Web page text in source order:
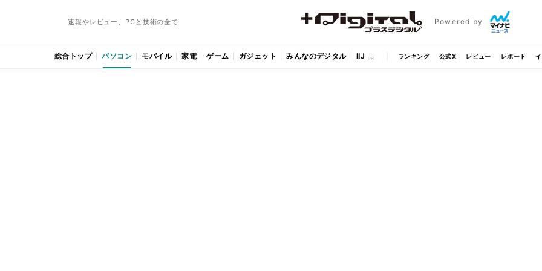
速報やレビュー、PCと技術の全て Powered by
総合トップ パソコン モバイル 家電 ゲーム ガジェット みんなのデジタル IIJ ランキング 公式X レビュー レポート